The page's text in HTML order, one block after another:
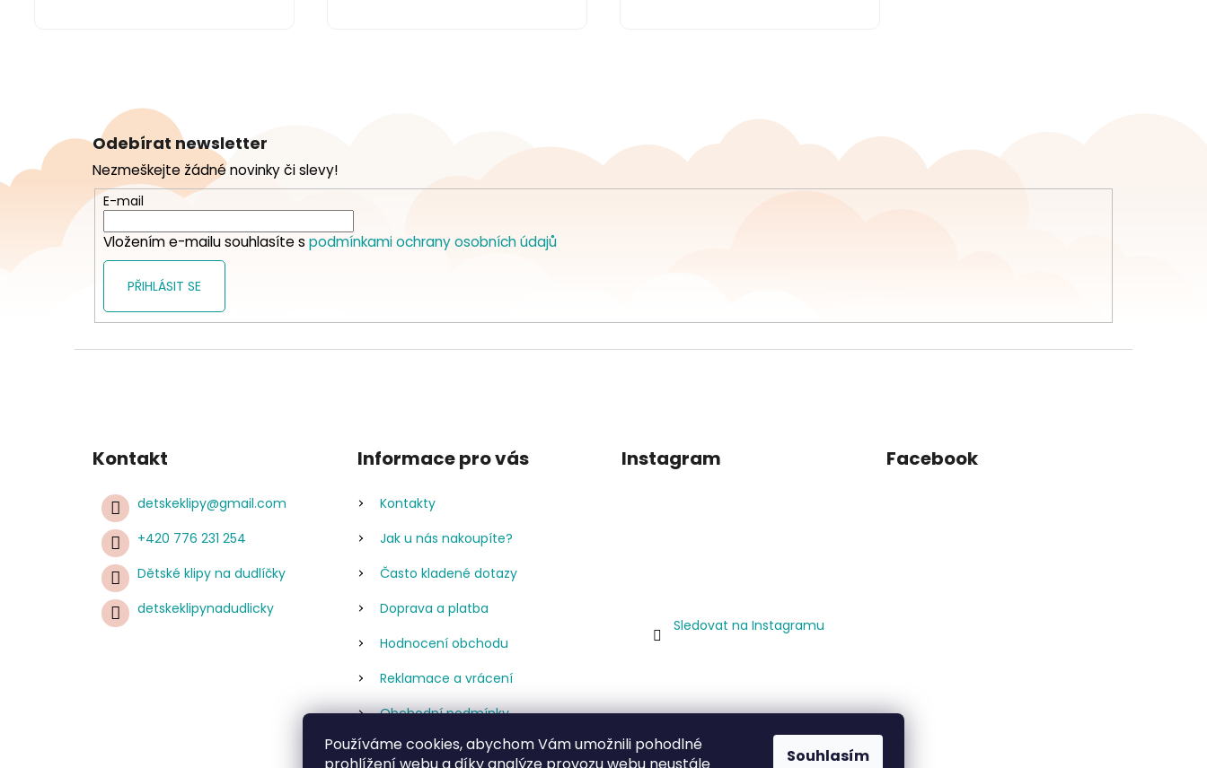
Používáme cookies, abychom Vám umožnili pohodlné
Souhlasím
a
Odebírat newsletter
Nezmeškejte žádné novinky či slevy!
E-mail
Vložením e-mailu souhlasíte s podmínkami ochrany osobních údajů
PŘIHLÁSIT SE
Kontakt
detskeklipy@gmail.com
+420 776 231 254
Dětské klipy na dudlíčky
detskeklipynadudlicky
Informace pro vás
Kontakty
Jak u nás nakoupíte?
Často kladené dotazy
Doprava a platba
Hodnocení obchodu
Reklamace a vrácení
Obchodní podmínky
Podmínky ochrany osobních
Instagram
Sledovat na Instagramu
Facebook